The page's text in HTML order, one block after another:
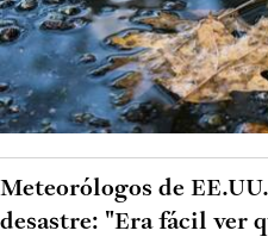
Meteorólogos de
desastre: "Era fácil ver